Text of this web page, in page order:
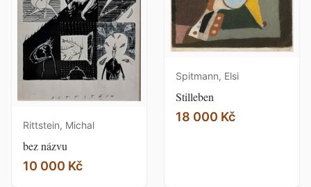
Rittstein, Michal
bez názvu
10 000 Kč
Spitmann, Elsi
Stilleben
18 000 Kč